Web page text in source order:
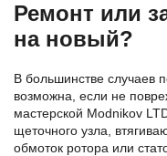
Ремонт или
на новый?
В большинстве случаев
возможна, если не
мастерской Modnikov
щеточного узла,
обмоток ротора или